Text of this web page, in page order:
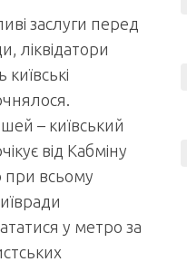
заслуги перед
ліквідатори
– київський
від Кабміну
при всьому
у метро за